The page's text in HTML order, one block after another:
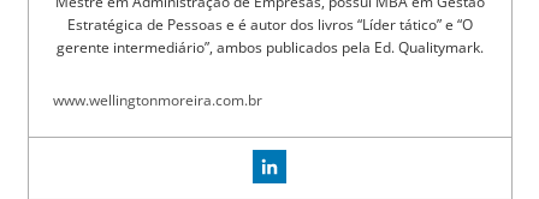
Estratégica de Pessoas e é autor dos livros “Líder tático” e “O
gerente intermediário”, ambos publicados pela Ed. Qualitymark.
www.wellingtonmoreira.com.br